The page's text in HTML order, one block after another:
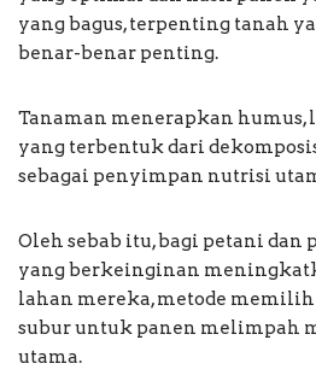
yang bagus, terpenting tanah
benar-benar penting.
Tanaman menerapkan
yang terbentuk dari
sebagai penyimpan nutrisi
Oleh sebab itu, bagi petani dan
yang berkeinginan
lahan mereka, metode
subur untuk panen melimpah
utama.